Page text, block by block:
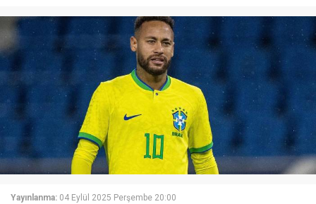
Yayınlanma: 04 Eylül 2025 Perşembe 20:00